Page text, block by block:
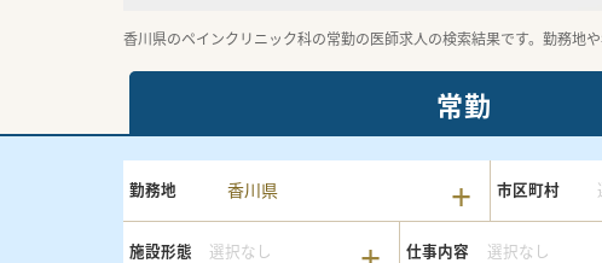
香川県のペインクリニック科の常勤の医師求人の検索結果です。勤務地
常勤
勤務地 香川県 市区町村
施設形態 選択なし 仕事内容 選択なし